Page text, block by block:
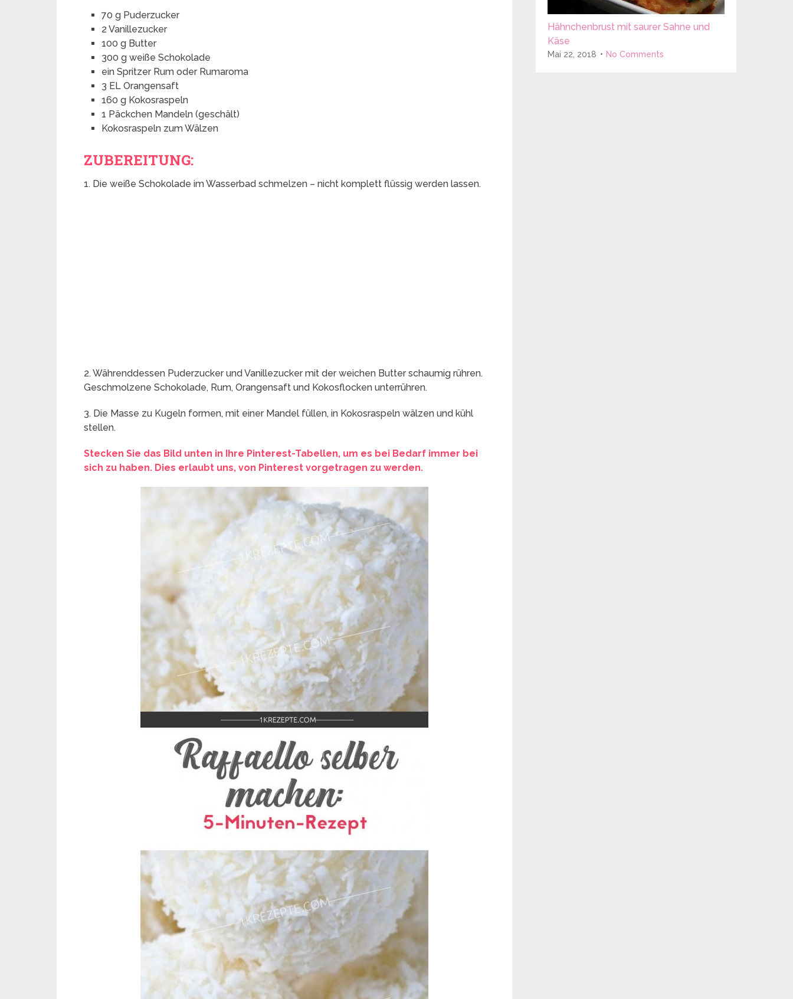
70 g Puderzucker
2 Vanillezucker
100 g Butter
300 g weiße Schokolade
ein Spritzer Rum oder Rumaroma
3 EL Orangensaft
160 g Kokosraspeln
1 Päckchen Mandeln (geschält)
Kokosraspeln zum Wälzen
ZUBEREITUNG:
1. Die weiße Schokolade im Wasserbad schmelzen – nicht komplett flüssig werden lassen.
2. Währenddessen Puderzucker und Vanillezucker mit der weichen Butter schaumig rühren.
Geschmolzene Schokolade, Rum, Orangensaft und Kokosflocken unterrühren.
3. Die Masse zu Kugeln formen, mit einer Mandel füllen, in Kokosraspeln wälzen und kühl
stellen.
Stecken Sie das Bild unten in Ihre Pinterest-Tabellen, um es bei Bedarf immer bei
sich zu haben. Dies erlaubt uns, von Pinterest vorgetragen zu werden.
Hähnchenbrust mit saurer Sahne und
Käse
Mai 22, 2018 No Comments